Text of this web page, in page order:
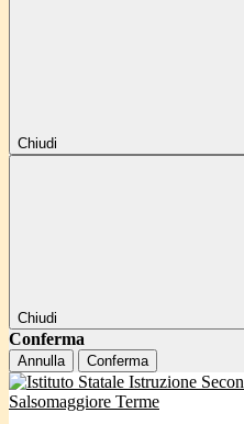
Chiudi
Chiudi
Conferma
Annulla Conferma